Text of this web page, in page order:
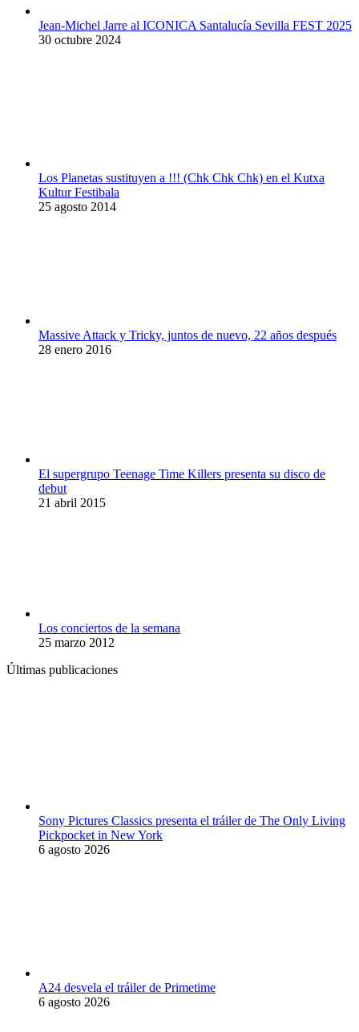
Jean-Michel Jarre al ICONICA Santalucía Sevilla FEST 2025
30 octubre 2024
Los Planetas sustituyen a !!! (Chk Chk Chk) en el Kutxa
Kultur Festibala
25 agosto 2014
Massive Attack y Tricky, juntos de nuevo, 22 años después
28 enero 2016
El supergrupo Teenage Time Killers presenta su disco de
debut
21 abril 2015
Los conciertos de la semana
25 marzo 2012
Últimas publicaciones
Sony Pictures Classics presenta el tráiler de The Only Living
Pickpocket in New York
6 agosto 2026
A24 desvela el tráiler de Primetime
6 agosto 2026